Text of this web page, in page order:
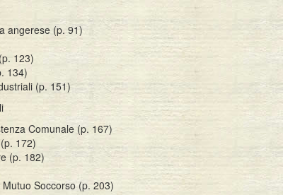
angerese (p. 91)
123)
134)
(p. 151)
Comunale (p. 167)
172)
(p. 182)
Soccorso (p. 203)